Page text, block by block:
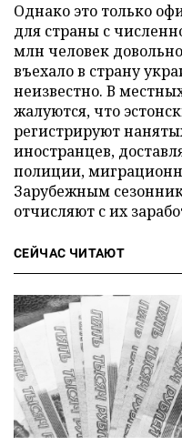
Однако это только
для страны с
млн человек
въехало в страну
неизвестно. В
жалуются, что
регистрируют
иностранцев,
полиции,
Зарубежным
отчисляют с их
СЕЙЧАС ЧИТАЮТ